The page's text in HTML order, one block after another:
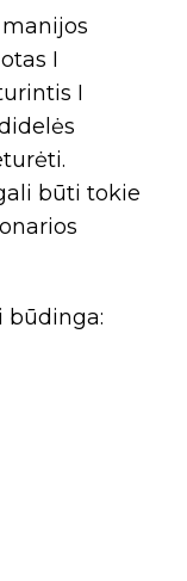
I
I
būti tokie
būdinga: